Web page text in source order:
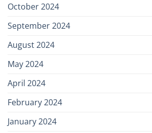
October 2024
September 2024
August 2024
May 2024
April 2024
February 2024
January 2024